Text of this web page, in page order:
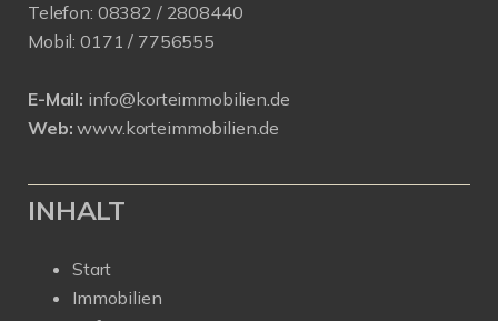
Telefon: 08382 / 2808440
Mobil: 0171 / 7756555
E-Mail: info@korteimmobilien.de
Web: www.korteimmobilien.de
INHALT
Start
Immobilien